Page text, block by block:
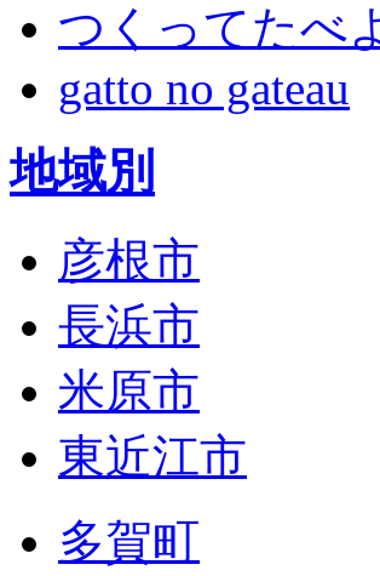
つくってたべ
gatto no gateau
地域別
彦根市
長浜市
米原市
東近江市
多賀町